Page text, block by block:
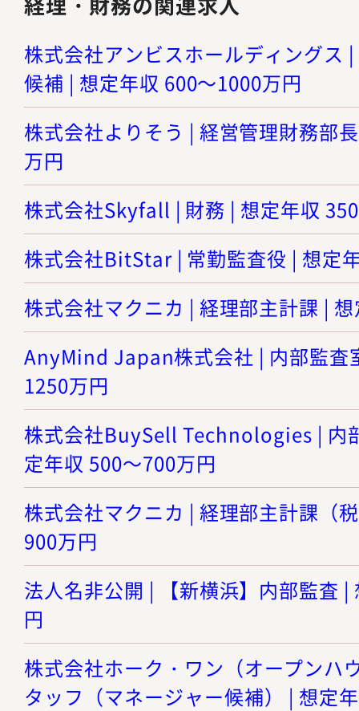
株式会社アンビスホールディングス
候補 | 想定年収 600～1000万円
株式会社よりそう | 経営管理財務部
万円
株式会社Skyfall | 財務 | 想定年収
株式会社BitStar | 常勤監査役 | 想定
株式会社マクニカ | 経理部主計課 |
AnyMind Japan株式会社 | 内部監査
1250万円
株式会社BuySell Technologies | 内
定年収 500～700万円
株式会社マクニカ | 経理部主計課（
900万円
法人名非公開 | 【新横浜】内部監査
円
株式会社ホーク・ワン（オープンハ
タッフ（マネージャー候補） | 想定